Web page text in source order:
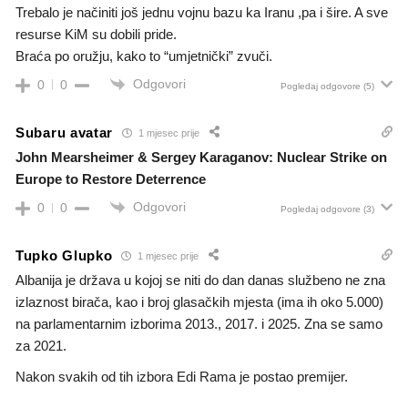
Trebalo je načiniti još jednu vojnu bazu ka Iranu ,pa i šire. A sve
resurse KiM su dobili pride.
Braća po oružju, kako to “umjetnički” zvuči.
0 0 Odgovori Pogledaj odgovore (5)
Subaru avatar 1 mjesec prije
John Mearsheimer & Sergey Karaganov: Nuclear Strike on
Europe to Restore Deterrence
0 0 Odgovori Pogledaj odgovore (3)
Tupko Glupko 1 mjesec prije
Albanija je država u kojoj se niti do dan danas službeno ne zna
izlaznost birača, kao i broj glasačkih mjesta (ima ih oko 5.000)
na parlamentarnim izborima 2013., 2017. i 2025. Zna se samo
za 2021.
Nakon svakih od tih izbora Edi Rama je postao premijer.